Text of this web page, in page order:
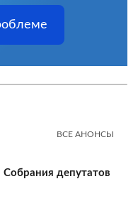
ВСЕ АНОНСЫ
депутатов